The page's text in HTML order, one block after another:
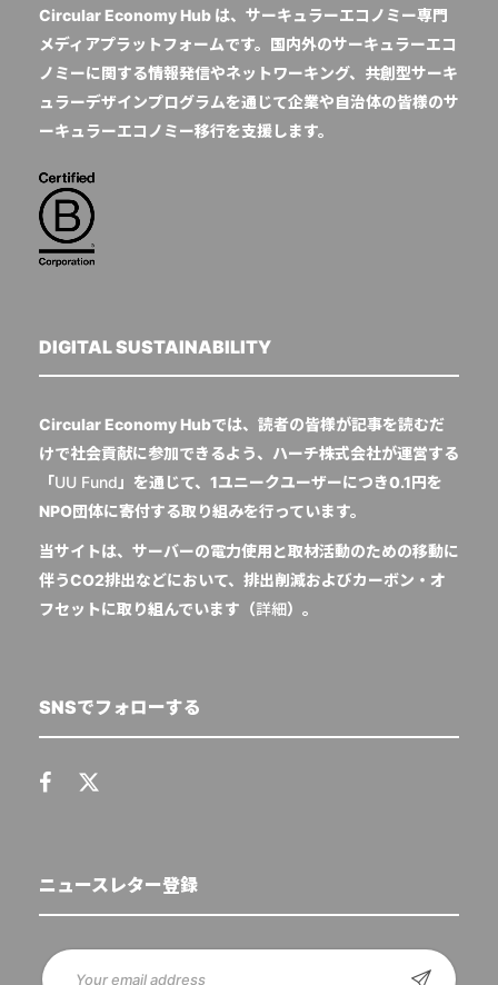
Circular Economy Hub は、サーキュラーエコノミー専門
メディアプラットフォームです。国内外のサーキュラーエコ
ノミーに関する情報発信やネットワーキング、共創型サーキ
ュラーデザインプログラムを通じて企業や自治体の皆様のサ
ーキュラーエコノミー移行を支援します。
DIGITAL SUSTAINABILITY
Circular Economy Hubでは、読者の皆様が記事を読むだ
けで社会貢献に参加できるよう、ハーチ株式会社が運営する
「UU Fund 」を通じて、1ユニークユーザーにつき0.1円を
NPO団体に寄付する取り組みを行っています。
当サイトは、サーバーの電力使用と取材活動のための移動に
伴うCO2排出などにおいて、排出削減およびカーボン・オ
フセットに取り組んでいます（詳細）。
SNSでフォローする
ニュースレター登録